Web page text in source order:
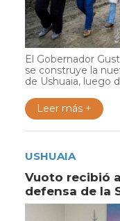
El Gobernador
se construye la
de Ushuaia, luego
Leer más +
USHUAIA
Vuoto recibió
defensa de la